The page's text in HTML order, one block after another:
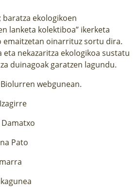
baratza ekologikoen
lanketa kolektiboa” ikerketa
emaitzetan oinarrituz sortu dira.
eta nekazaritza ekologikoa sustatu
duinagoak garatzen lagundu.
Biolurren webgunean.
Pato